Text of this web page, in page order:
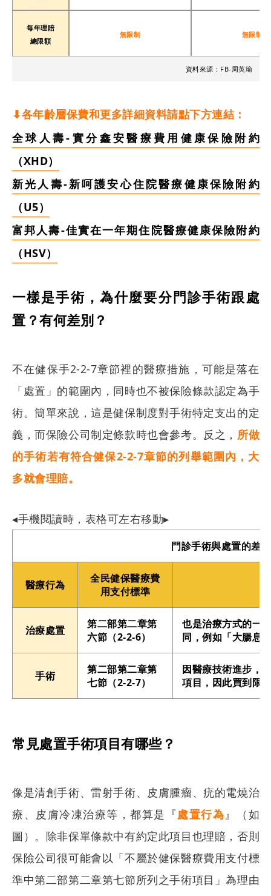
每年理賠
總限額
無限制 無限制
資料來源：FB-周英瑜
⬇︎各年齡層保費和更多詳細資料請點下方連結：
全球人壽-實分鑫安醫療費用健康保險附約
（XHD）
新光人壽-新呵護安心住院醫療健康保險附約
（U5）
富邦人壽-佳實在一年期住院醫療健康保險附約
（HSV）
一樣是手術，為什麼要分門診手術跟處
置？有何差別？
不在健保手2-2-7章節裡的醫療措施，可能是落在
「處置」的範圍內，同時也不被保險條款認定為手
術。簡單來說，這是健保制度對手術特定支出的定
義，而保險公司制定條款時也會參考。反之， 所做
的手術若有符合健保2-2-7章節的列舉範圍內，大
多就會理賠。
◂手機閱讀時，表格可左右移動▸
門診手術與處置的差
醫療行為
全民健保醫療費
用支付標準
治療處置
第二部第二章第
六節（2-2-6）
也是治療方式的一
同，例如「大腸息
手術
第二部第二章第
七節（2-2-7）
因醫療技術進步，
項目，因此買到限
常見處置手術項目有哪些？
像是清創手術、雷射手術、皮膚腫瘤、疣的電燒治
療、皮膚冷凍治療等，都算是『 處置行為 』（如
圖）。除非保單條款中有約定此項目也理賠，否則
保險公司很可能會以「不屬於健保醫療費用支付標
準中第二部第二章第七節所列之手術項目」為理由